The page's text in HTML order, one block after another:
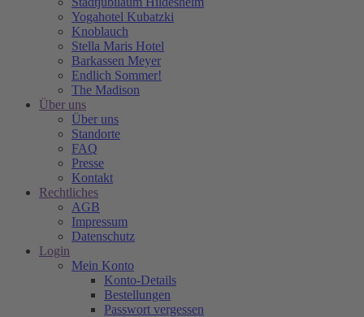
Yogahotel Kubatzki
Knoblauch
Stella Maris Hotel
Barkassen Meyer
Endlich Sommer!
The Madison
Über uns
Über uns
Standorte
FAQ
Presse
Kontakt
Rechtliches
AGB
Impressum
Datenschutz
Login
Mein Konto
Konto-Details
Bestellungen
Passwort vergessen